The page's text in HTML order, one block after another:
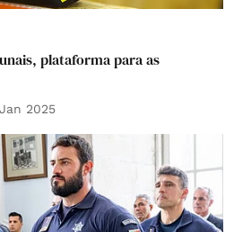
plataforma para as
2025